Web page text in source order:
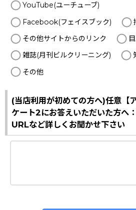
YouTube(ユーチューブ)
Facebook(フェイスブック)
その他サイトからのリンク
雑誌(月刊ビルクリーニング)
その他
(当店利用が初めての方へ)任意【
ケート2にお答えいただいた方へ
URLなど詳しくお聞かせ下さい